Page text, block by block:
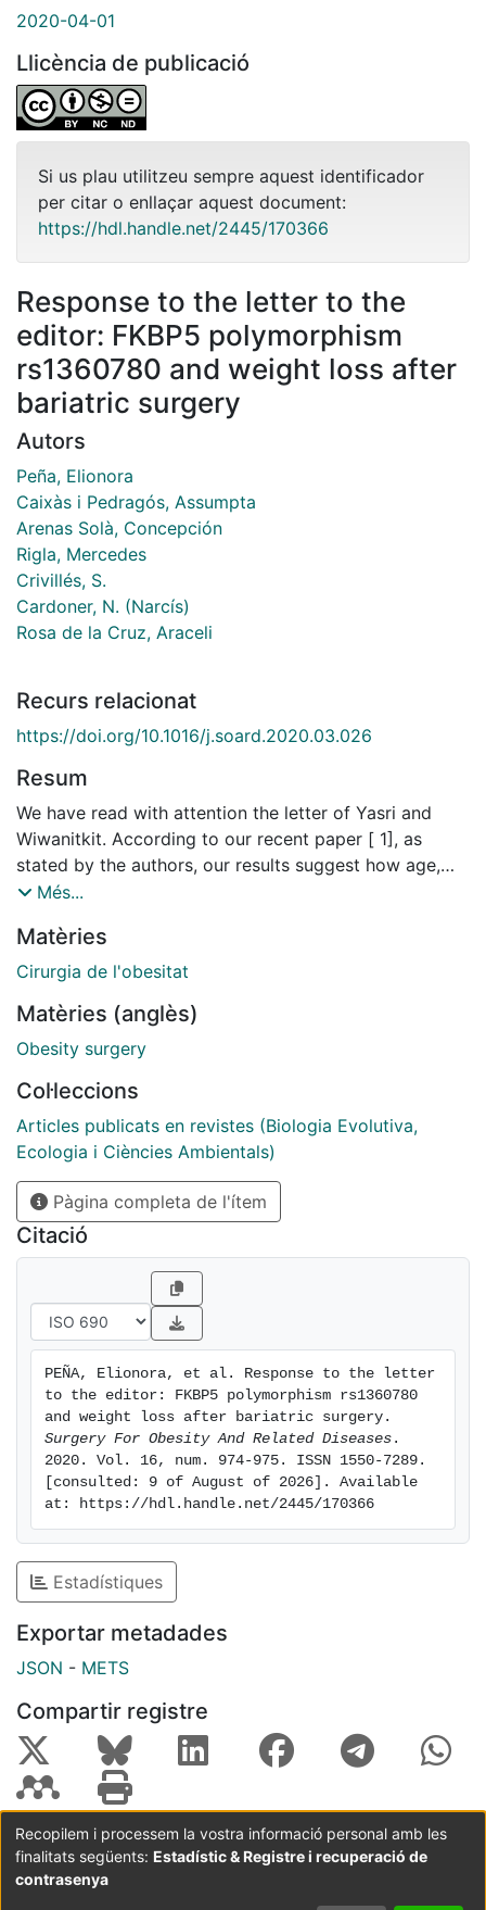
2020-04-01
Llicència de publicació
Si us plau utilitzeu sempre aquest identificador
per citar o enllaçar aquest document:
https://hdl.handle.net/2445/170366
Response to the letter to the
editor: FKBP5 polymorphism
rs1360780 and weight loss after
bariatric surgery
Autors
Peña, Elionora
Caixàs i Pedragós, Assumpta
Arenas Solà, Concepción
Rigla, Mercedes
Crivillés, S.
Cardoner, N. (Narcís)
Rosa de la Cruz, Araceli
Recurs relacionat
https://doi.org/10.1016/j.soard.2020.03.026
Resum
We have read with attention the letter of Yasri and
Wiwanitkit. According to our recent paper [ 1], as
stated by the authors, our results suggest how age,
sex, and FKBP5 genotype have a different impact on
These factors could contribute to understand the
interindividual variation in surgery outcomes,
patients in the postoperative period.
Més...
Matèries
Cirurgia de l'obesitat
Matèries (anglès)
Obesity surgery
Col·leccions
Articles publicats en revistes (Biologia Evolutiva,
Ecologia i Ciències Ambientals)
Pàgina completa de l'ítem
Citació
PEÑA, Elionora, et al. Response to the letter
to the editor: FKBP5 polymorphism rs1360780
Surgery For Obesity And Related Diseases .
2020. Vol. 16, num. 974-975. ISSN 1550-7289.
[consulted: 9 of August of 2026]. Available
at: https://hdl.handle.net/2445/170366
Estadístiques
Exportar metadades
JSON - METS
Compartir registre
Coordinació:CRAI UB Avís legal
Metadades
subjectes a:
Recopilem i processem la vostra informació personal amb les
finalitats següents: Estadístic & Registre i recuperació de
contrasenya